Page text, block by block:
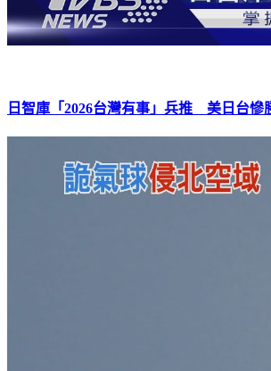
日智庫「2026台灣有事」兵推 美日台慘